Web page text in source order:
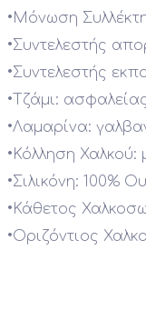
•Μόνωση
•Συντελεστής
•Συντελεστής
• Τζάμι:
•Λαμαρίνα:
• Κόλληση Χαλκού:
•Σιλικόνη: 100%
• Κάθετος
•Οριζόντιος